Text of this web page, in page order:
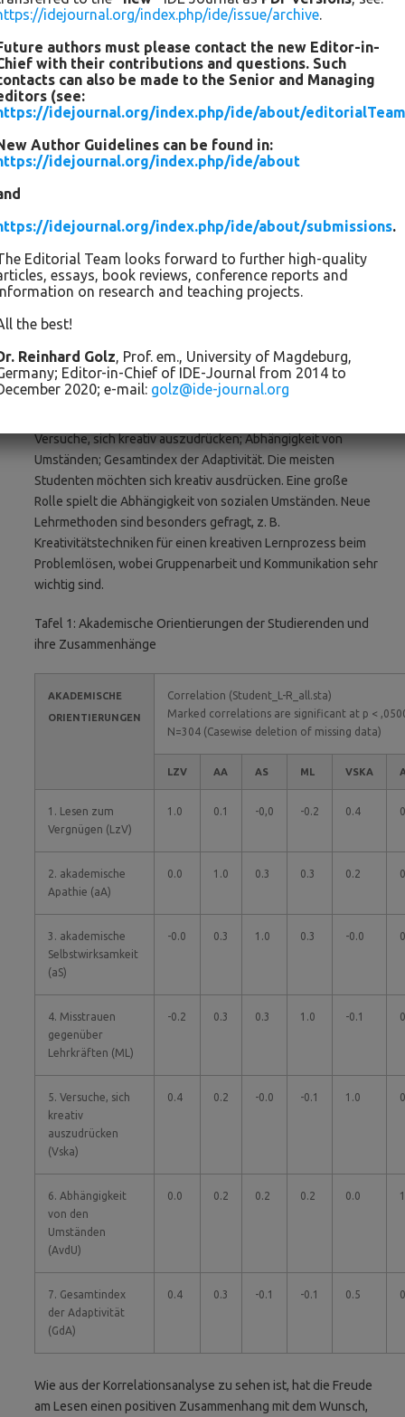
304 Probanden teil: 71% Frauen und 29% Männer; 73% der
TN waren Lehramtstudenten im Alter von 22 bis 26 Jahren.
Abb.1 zeigt (von links nach rechts) die Faktoren: Lesen zum
Vergnügen, akademische Apathie; akademische
Versuche, sich kreativ auszudrücken; Abhängigkeit von
Umständen; Gesamtindex der Adaptivität. Die meisten
Studenten möchten sich kreativ ausdrücken. Eine große
Rolle spielt die Abhängigkeit von sozialen Umständen. Neue
Lehrmethoden sind besonders gefragt, z. B.
Kreativitätstechniken für einen kreativen Lernprozess beim
Problemlösen, wobei Gruppenarbeit und Kommunikation sehr
wichtig sind.
Tafel 1: Akademische Orientierungen der Studierenden und
ihre Zusammenhänge
AKADEMISCHE
ORIENTIERUNGEN
Correlation (Student_L-R_all.sta)
Marked correlations are significant at p <
N=304 (Casewise deletion of missing data)
LZV AA AS ML VSKA
1. Lesen zum
Vergnügen (LzV)
1.0 0.1 -0,0 -0.2 0.4
2. akademische
Apathie (aA)
0.0 1.0 0.3 0.3 0.2
3. akademische
Selbstwirksamkeit
(aS)
-0.0 0.3 1.0 0.3 -0.0
4. Misstrauen
gegenüber
Lehrkräften (ML)
-0.2 0.3 0.3 1.0 -0.1
5. Versuche, sich
kreativ
auszudrücken
(Vska)
0.4 0.2 -0.0 -0.1 1.0
6. Abhängigkeit
von den
Umständen
(AvdU)
0.0 0.2 0.2 0.2 0.0
7. Gesamtindex
der Adaptivität
(GdA)
0.4 0.3 -0.1 -0.1 0.5
Wie aus der Korrelationsanalyse zu sehen ist, hat die Freude
am Lesen einen positiven Zusammenhang mit dem Wunsch,
idejournal.org/index.php/ide/issue/archive.
authors must please contact the new Editor-in-
with their contributions and questions. Such
can also be made to the Senior and Managing
(see:
idejournal.org/index.php/ide/about/
Author Guidelines can be found in:
idejournal.org/index.php/ide/about
idejournal.org/index.php/ide/about/submissions.
Editorial Team looks forward to further high-quality
essays, book reviews, conference reports and
on research and teaching projects.
the best!
Reinhard Golz, Prof. em., University of Magdeburg,
Editor-in-Chief of IDE-Journal from 2014 to
2020; e-mail: golz@ide-journal.org